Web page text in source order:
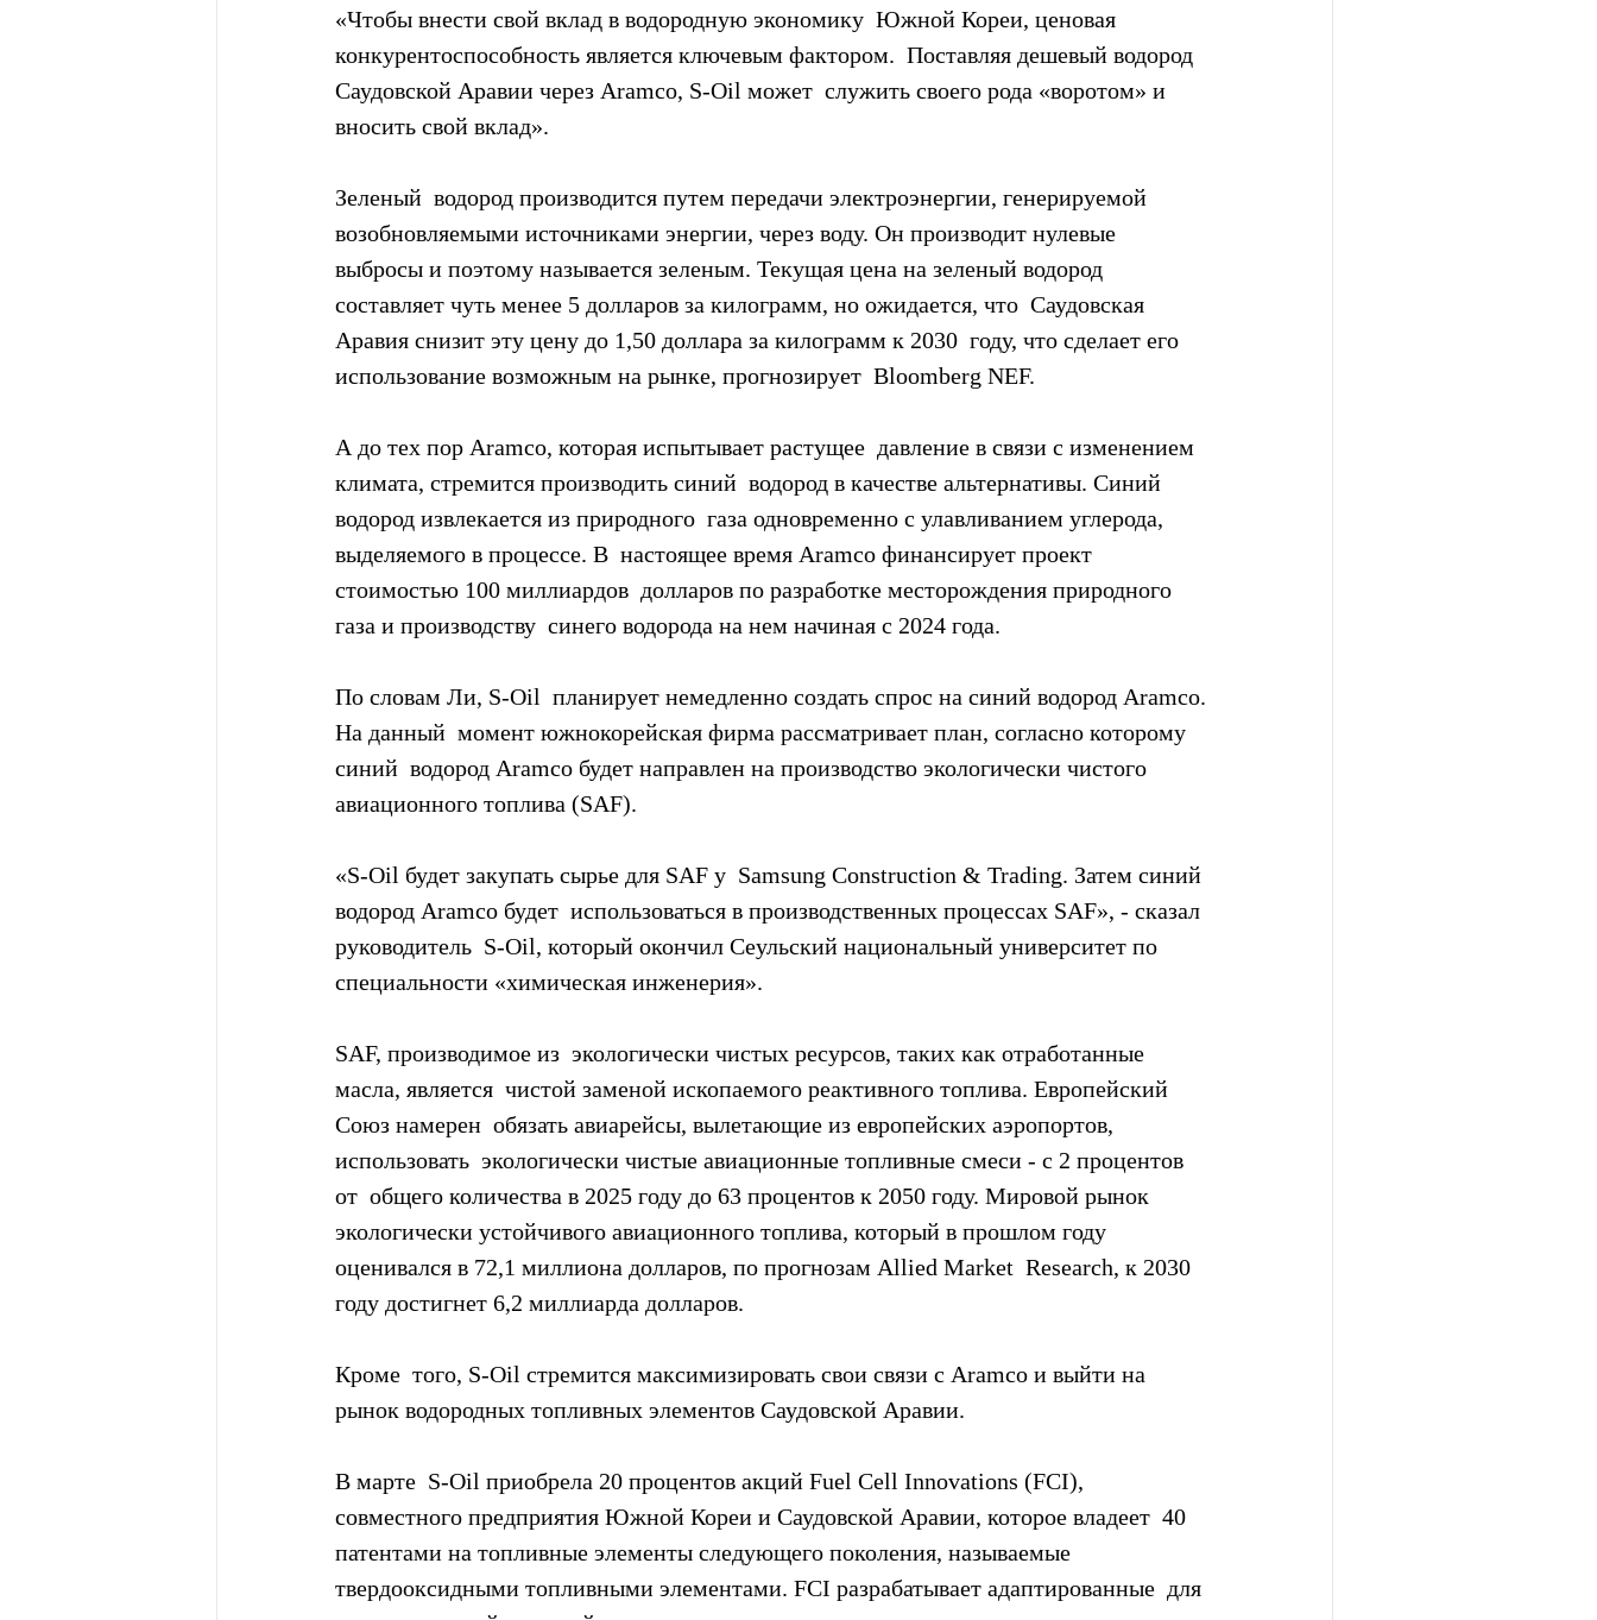
«Чтобы внести свой вклад в водородную экономику  Южной Кореи, ценовая
конкурентоспособность является ключевым фактором.  Поставляя дешевый водород
Саудовской Аравии через Aramco, S-Oil может  служить своего рода «воротом» и
вносить свой вклад».
Зеленый  водород производится путем передачи электроэнергии, генерируемой
возобновляемыми источниками энергии, через воду. Он производит нулевые
выбросы и поэтому называется зеленым. Текущая цена на зеленый водород
составляет чуть менее 5 долларов за килограмм, но ожидается, что  Саудовская
Аравия снизит эту цену до 1,50 доллара за килограмм к 2030  году, что сделает его
использование возможным на рынке, прогнозирует  Bloomberg NEF.
А до тех пор Aramco, которая испытывает растущее  давление в связи с изменением
климата, стремится производить синий  водород в качестве альтернативы. Синий
водород извлекается из природного  газа одновременно с улавливанием углерода,
выделяемого в процессе. В  настоящее время Aramco финансирует проект
стоимостью 100 миллиардов  долларов по разработке месторождения природного
газа и производству  синего водорода на нем начиная с 2024 года.
По словам Ли, S-Oil  планирует немедленно создать спрос на синий водород Aramco.
На данный  момент южнокорейская фирма рассматривает план, согласно которому
синий  водород Aramco будет направлен на производство экологически чистого
авиационного топлива (SAF).
«S-Oil будет закупать сырье для SAF у  Samsung Construction & Trading. Затем синий
водород Aramco будет  использоваться в производственных процессах SAF», - сказал
руководитель  S-Oil, который окончил Сеульский национальный университет по
специальности «химическая инженерия».
SAF, производимое из  экологически чистых ресурсов, таких как отработанные
масла, является  чистой заменой ископаемого реактивного топлива. Европейский
Союз намерен  обязать авиарейсы, вылетающие из европейских аэропортов,
использовать  экологически чистые авиационные топливные смеси - с 2 процентов
от  общего количества в 2025 году до 63 процентов к 2050 году. Мировой рынок
экологически устойчивого авиационного топлива, который в прошлом году
оценивался в 72,1 миллиона долларов, по прогнозам Allied Market  Research, к 2030
году достигнет 6,2 миллиарда долларов.
Кроме  того, S-Oil стремится максимизировать свои связи с Aramco и выйти на
рынок водородных топливных элементов Саудовской Аравии.
В марте  S-Oil приобрела 20 процентов акций Fuel Cell Innovations (FCI),
совместного предприятия Южной Кореи и Саудовской Аравии, которое владеет  40
патентами на топливные элементы следующего поколения, называемые
твердооксидными топливными элементами. FCI разрабатывает адаптированные  для